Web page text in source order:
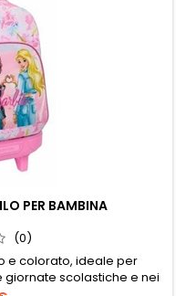
PER BAMBINA
(0)
e colorato, ideale per
scolastiche e nei